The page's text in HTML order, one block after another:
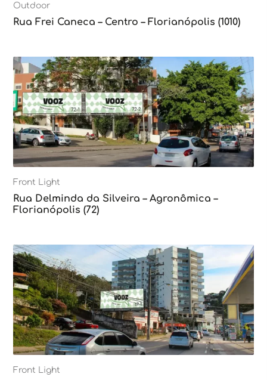
Outdoor
Rua Frei Caneca – Centro – Florianópolis (1010)
Front Light
Rua Delminda da Silveira – Agronômica –
Florianópolis (72)
Front Light